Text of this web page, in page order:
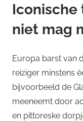
niet mag
Europa barst van
reiziger minstens
bijvoorbeeld de
meeneemt door
en pittoreske